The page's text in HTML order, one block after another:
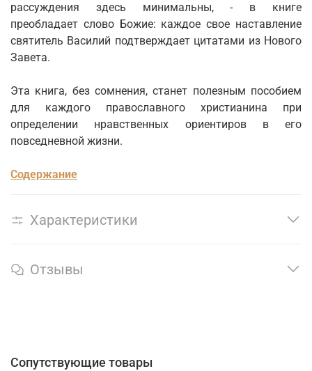
рассуждения здесь минимальны, - в книге
преобладает слово Божие: каждое свое наставление
святитель Василий подтверждает цитатами из Нового
Завета.
Эта книга, без сомнения, станет полезным пособием
для каждого православного христианина при
определении нравственных ориентиров в его
повседневной жизни.
Содержание
Характеристики
Отзывы
Сопутствующие товары